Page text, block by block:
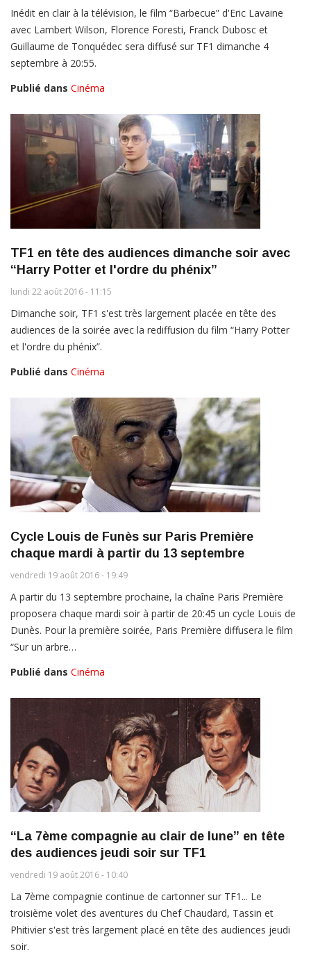
Inédit en clair à la télévision, le film “Barbecue” d'Eric Lavaine
avec Lambert Wilson, Florence Foresti, Franck Dubosc et
Guillaume de Tonquédec sera diffusé sur TF1 dimanche 4
septembre à 20:55.
Publié dans Cinéma
TF1 en tête des audiences dimanche soir avec
“Harry Potter et l'ordre du phénix”
lundi 22 août 2016 - 11:15
Dimanche soir, TF1 s'est très largement placée en tête des
audiences de la soirée avec la rediffusion du film “Harry Potter
et l'ordre du phénix”.
Publié dans Cinéma
Cycle Louis de Funès sur Paris Première
chaque mardi à partir du 13 septembre
vendredi 19 août 2016 - 19:49
A partir du 13 septembre prochaine, la chaîne Paris Première
proposera chaque mardi soir à partir de 20:45 un cycle Louis de
Dunès. Pour la première soirée, Paris Première diffusera le film
“Sur un arbre…
Publié dans Cinéma
“La 7ème compagnie au clair de lune” en tête
des audiences jeudi soir sur TF1
vendredi 19 août 2016 - 10:40
La 7ème compagnie continue de cartonner sur TF1... Le
troisième volet des aventures du Chef Chaudard, Tassin et
Phitivier s'est très largement placé en tête des audiences jeudi
soir.